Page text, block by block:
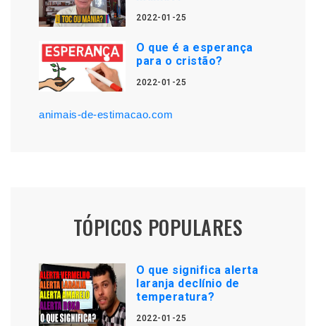
2022-01-25
O que é a esperança
para o cristão?
2022-01-25
animais-de-estimacao.com
TÓPICOS POPULARES
O que significa alerta
laranja declínio de
temperatura?
2022-01-25